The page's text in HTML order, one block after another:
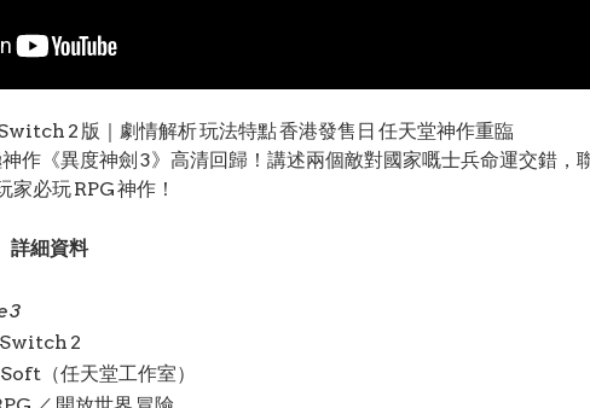
2 版｜劇情解析 玩法特點 香港發售日 任天堂神作重臨
《異度神劍 3》高清回歸！講述兩個敵對國家嘅士兵命運交錯，
必玩 RPG 神作！
詳細資料
3
2
（任天堂工作室）